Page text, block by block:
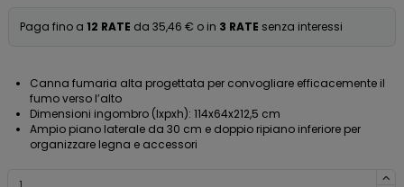
Paga fino a 12 RATE da 35,46 € o in 3 RATE senza interessi
Canna fumaria alta progettata per convogliare efficacemente il
fumo verso l’alto
Dimensioni ingombro (lxpxh): 114x64x212,5 cm
Ampio piano laterale da 30 cm e doppio ripiano inferiore per
organizzare legna e accessori